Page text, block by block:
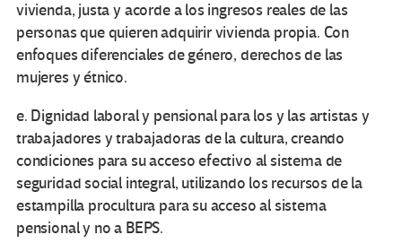
vivienda, justa y acorde a los ingresos reales de las
personas que quieren adquirir vivienda propia. Con
enfoques diferenciales de género, derechos de las
mujeres y étnico.
e. Dignidad laboral y pensional para los y las artistas y
trabajadores y trabajadoras de la cultura, creando
condiciones para su acceso efectivo al sistema de
seguridad social integral, utilizando los recursos de la
estampilla procultura para su acceso al sistema
pensional y no a BEPS.